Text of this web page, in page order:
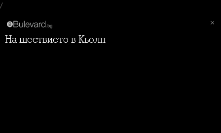
/
На шествието в Кьолн